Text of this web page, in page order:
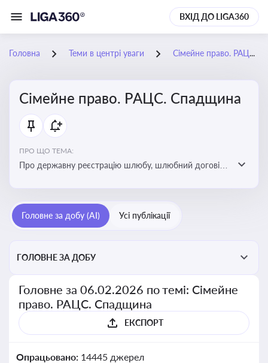
ВХІД ДО LIGA360
Головна Теми в центрі уваги Сімейне право. РАЦС. Спадщина
Сімейне право. РАЦС. Спадщина
ПРО ЩО ТЕМА:
Про державну реєстрацію шлюбу, шлюбний договір,
прийомну сім’ю, визнання недієздатності,
позбавлення батьківських прав, виховання дитини,
Головне за добу (AI) Усі публікації
ГОЛОВНЕ ЗА ДОБУ
Головне за 06.02.2026 по темі: Сімейне
право. РАЦС. Спадщина
ЕКСПОРТ
Опрацьовано: 14445 джерел